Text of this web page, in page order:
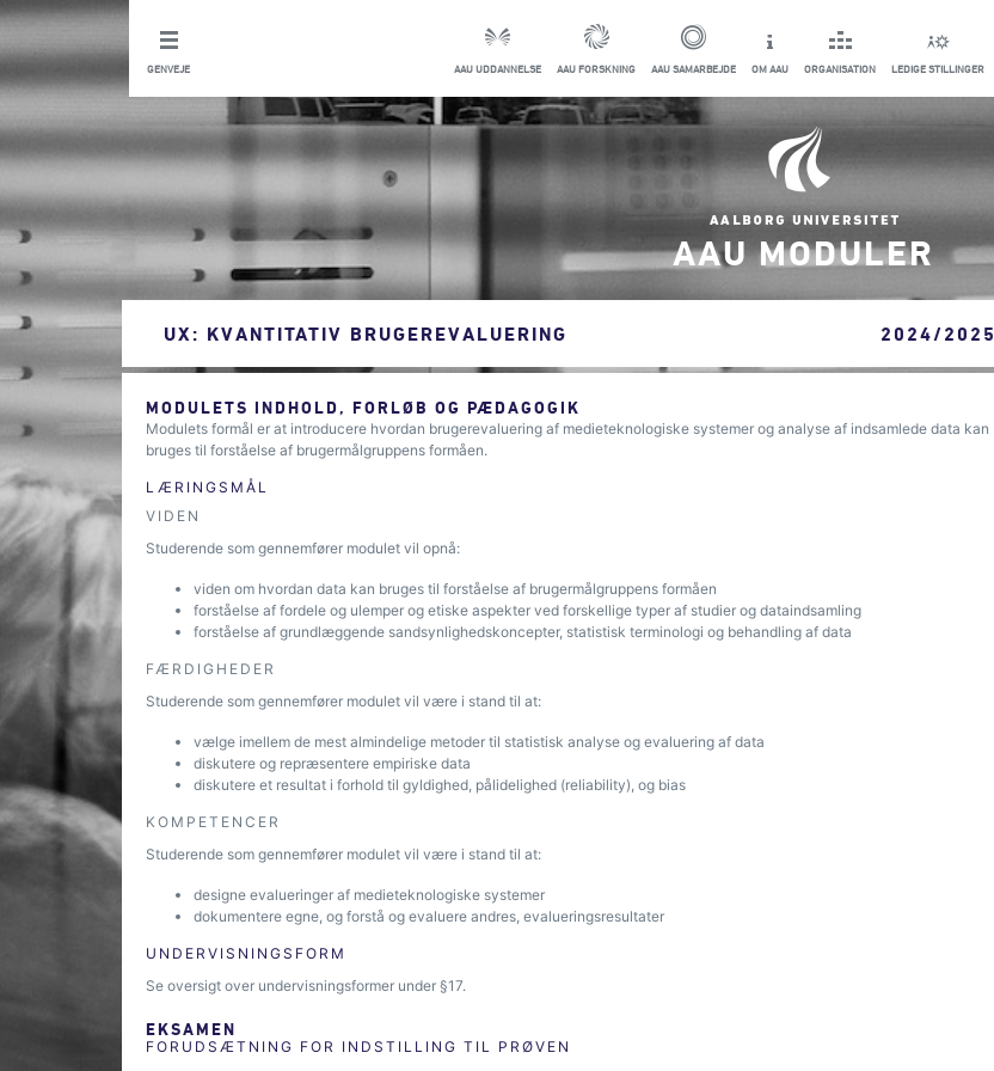
GENVEJE AAU UDDANNELSE AAU FORSKNING AAU SAMARBEJDE OM AAU ORGANISATION LEDIGE STILLINGER
AAU MODULER
UX: KVANTITATIV BRUGEREVALUERING 2024/2025
MODULETS INDHOLD, FORLØB OG PÆDAGOGIK
Modulets formål er at introducere hvordan brugerevaluering af medieteknologiske systemer og analyse af indsamlede data kan
bruges til forståelse af brugermålgruppens formåen.
LÆRINGSMÅL
VIDEN
Studerende som gennemfører modulet vil opnå:
viden om hvordan data kan bruges til forståelse af brugermålgruppens formåen
forståelse af fordele og ulemper og etiske aspekter ved forskellige typer af studier og dataindsamling
forståelse af grundlæggende sandsynlighedskoncepter, statistisk terminologi og behandling af data
FÆRDIGHEDER
Studerende som gennemfører modulet vil være i stand til at:
vælge imellem de mest almindelige metoder til statistisk analyse og evaluering af data
diskutere og repræsentere empiriske data
diskutere et resultat i forhold til gyldighed, pålidelighed (reliability), og bias
KOMPETENCER
Studerende som gennemfører modulet vil være i stand til at:
designe evalueringer af medieteknologiske systemer
dokumentere egne, og forstå og evaluere andres, evalueringsresultater
UNDERVISNINGSFORM
Se oversigt over undervisningsformer under §17.
EKSAMEN
FORUDSÆTNING FOR INDSTILLING TIL PRØVEN